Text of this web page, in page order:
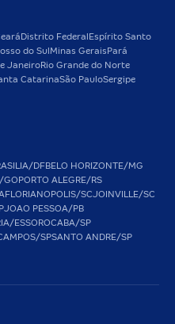
Distrito Federal Espírito Santo
do Sul Minas Gerais Pará
JaneiroRio Grande do Norte
CatarinaSão PauloSergipe
DFBELO HORIZONTE/MG
GOPORTO ALEGRE/RS
FLORIANOPOLIS/SCJOINVILLE/SC
JOAO PESSOA/PB
ESSOROCABA/SP
SPSANTO ANDRE/SP